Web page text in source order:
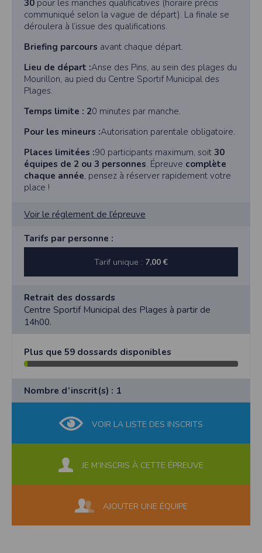
30 pour les manches qualificatives (horaire précis
communiqué selon la vague de départ). La finale se
déroulera à l’issue des qualifications.
Briefing parcours avant chaque départ.
Lieu de départ :Anse des Pins, au sein des plages du
Mourillon, au pied du Centre Sportif Municipal des
Plages.
Temps limite : 20 minutes par manche.
Pour les mineurs :Autorisation parentale obligatoire.
Places limitées :90 participants maximum, soit 30
équipes de 2 ou 3 personnes. Épreuve complète
chaque année, pensez à réserver rapidement votre
place !
Voir le réglement de l’épreuve
Tarifs par personne :
Tarif unique : 7,00 €
Retrait des dossards
Centre Sportif Municipal des Plages à partir de
14h00.
Plus que 59 dossards disponibles
Nombre d’inscrit(s) : 1
VOIR LA LISTE DES INSCRITS
JE M’INSCRIS À CETTE ÉPREUVE
AJOUTER UNE ÉQUIPE